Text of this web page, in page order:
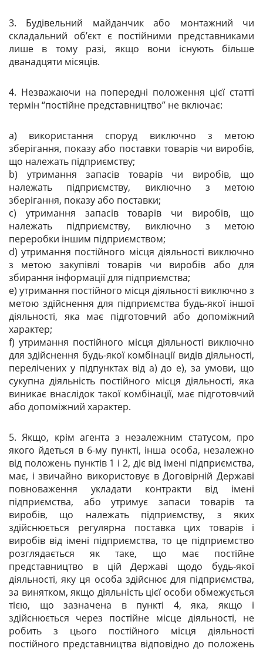
3. Будівельний майданчик або монтажний чи
складальний об’єкт є постійними представниками
лише в тому разі, якщо вони існують більше
дванадцяти місяців.
4. Незважаючи на попередні положення цієї статті
термін “постійне представництво” не включає:
а) використання споруд виключно з метою
зберігання, показу або поставки товарів чи виробів,
що належать підприємству;
b) утримання запасів товарів чи виробів, що
належать підприємству, виключно з метою
зберігання, показу або поставки;
с) утримання запасів товарів чи виробів, що
належать підприємству, виключно з метою
переробки іншим підприємством;
d) утримання постійного місця діяльності виключно
з метою закупівлі товарів чи виробів або для
збирання інформації для підприємства;
е) утримання постійного місця діяльності виключно з
метою здійснення для підприємства будь-якої іншої
діяльності, яка має підготовчий або допоміжний
характер;
f) утримання постійного місця діяльності виключно
для здійснення будь-якої комбінації видів діяльності,
перелічених у підпунктах від а) до е), за умови, що
сукупна діяльність постійного місця діяльності, яка
виникає внаслідок такої комбінації, має підготовчий
або допоміжний характер.
5. Якщо, крім агента з незалежним статусом, про
якого йдеться в 6-му пункті, інша особа, незалежно
від положень пунктів 1 і 2, діє від імені підприємства,
має, і звичайно використовує в Договірній Державі
повноваження укладати контракти від імені
підприємства, або утримує запаси товарів та
виробів, що належать підприємству, з яких
здійснюється регулярна поставка цих товарів і
виробів від імені підприємства, то це підприємство
розглядається як таке, що має постійне
представництво в цій Державі щодо будь-якої
діяльності, яку ця особа здійснює для підприємства,
за винятком, якщо діяльність цієї особи обмежується
тією, що зазначена в пункті 4, яка, якщо і
здійснюється через постійне місце діяльності, не
робить з цього постійного місця діяльності
постійного представництва відповідно до положень